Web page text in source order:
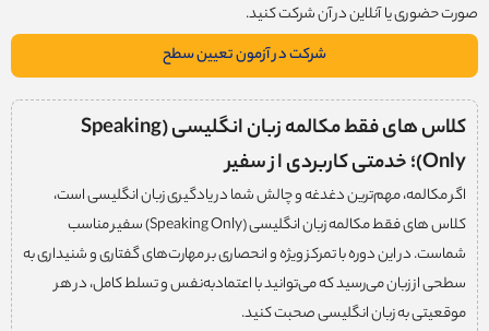
صورت حضوری یا آنلاین در آن شرکت کنید.
شرکت در آزمون تعیین سطح
کلاس های فقط مکالمه زبان انگلیسی (Speaking
Only)؛ خدمتی کاربردی از سفیر
اگر مکالمه، مهم‌ترین دغدغه و چالش شما در یادگیری زبان انگلیسی است،
کلاس های فقط مکالمه زبان انگلیسی (Speaking Only) سفیر مناسب
شماست. در این دوره با تمرکز ویژه و انحصاری بر مهارت‌های گفتاری و شنیداری به
سطحی از زبان می‌رسید که می‌توانید با اعتمادبه‌نفس و تسلط کامل، در هر
موقعیتی به زبان انگلیسی صحبت کنید.